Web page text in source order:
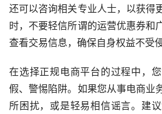
还可以咨询相关专业人士，以获得
时，不要轻信所谓的运营优惠券和
查看交易信息，确保自身权益不受侵
在选择正规电商平台的过程中，
假、警惕陷阱。如果您从事电商业
所困扰，或是轻易相信谣言。建